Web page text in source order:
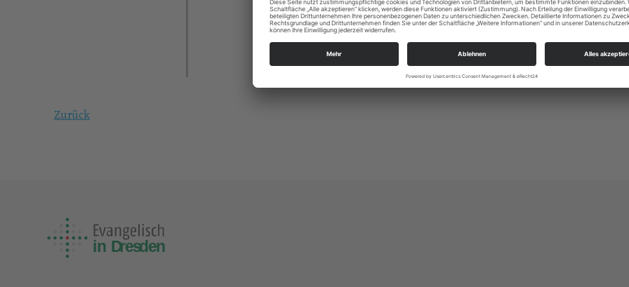
Altleubnitz 1
01219 Dresden
ksp.dresden-sued@evlks.de
https://www.kirchspiel-dresden-sued.de/
Zurück